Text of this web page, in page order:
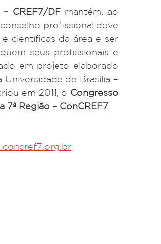
CREF7/DF mantém, ao
profissional deve
e científicas da área e ser
seus profissionais e
em projeto elaborado
Universidade de Brasília –
em 2011, o Congresso
7ª Região – ConCREF7